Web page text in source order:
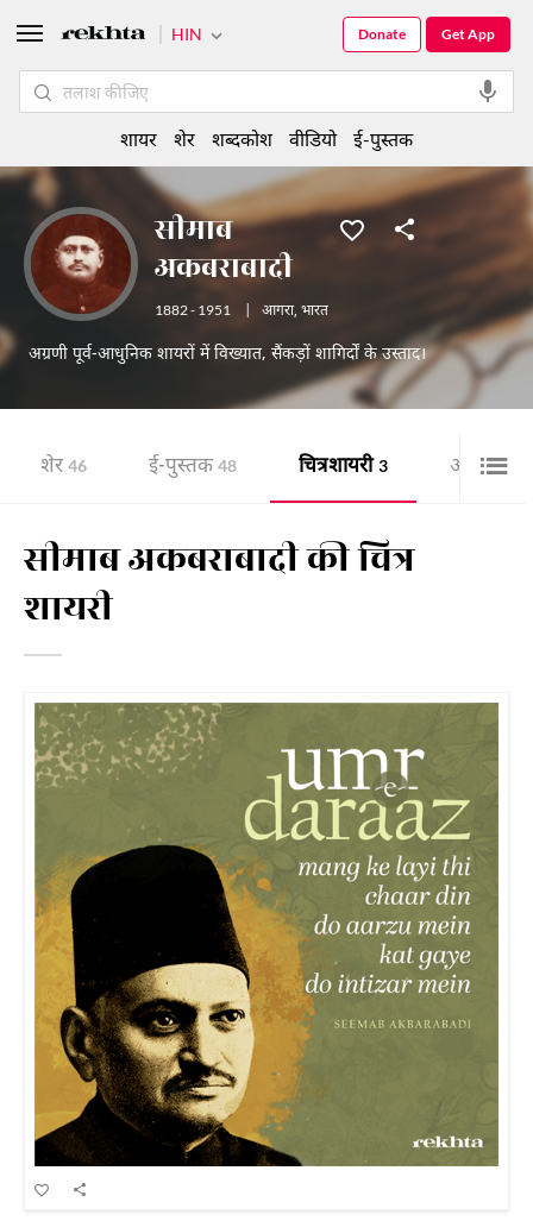
सीमाब
अकबराबादी
1882 - 1951 आगरा, भारत
अग्रणी पूर्व-आधुनिक शायरों में विख्यात, सैंकड़ों शागिर्दों के उस्ताद।
शेर 46 ई-पुस्तक 48 चित्र शायरी 3 ऑडियो
सीमाब अकबराबादी की चित्र
शायरी
HIN Get App
Donate
शायर शेर शब्दकोश वीडियो ई-पुस्तक